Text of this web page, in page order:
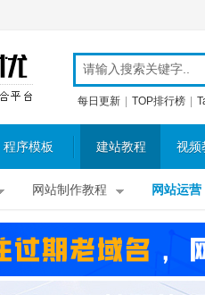
每日更新 TOP排行榜
程序模板 建站教程 视频
网站制作教程 网站运营